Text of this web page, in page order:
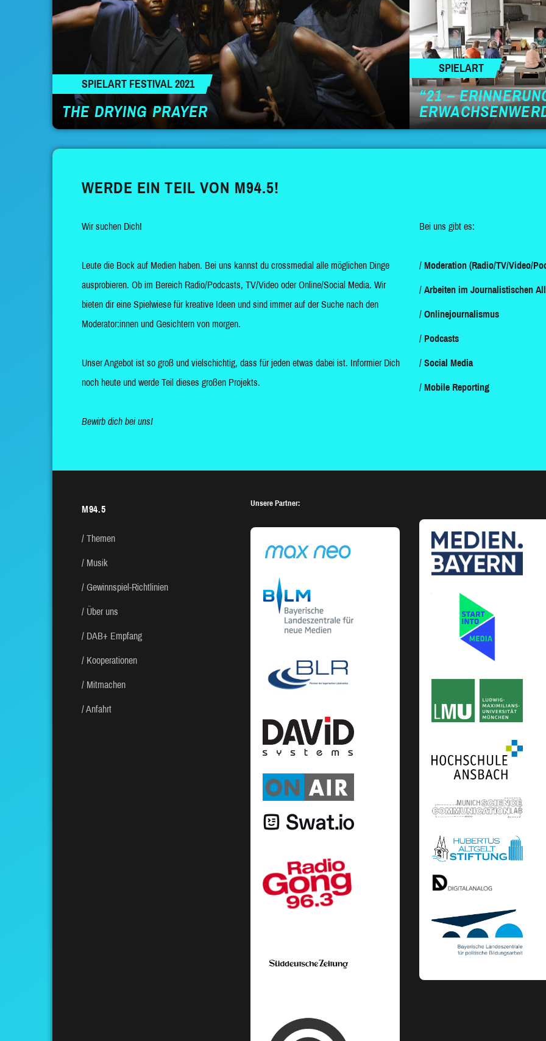
SPIELART FESTIVAL 2021
THE DRYING PRAYER
SPIELART
“21 –
WERDE EIN TEIL VON M94.5!
Wir suchen Dich!
Leute die Bock auf Medien haben. Bei uns kannst du crossmedial alle möglichen Dinge
ausprobieren. Ob im Bereich Radio/Podcasts, TV/Video oder Online/Social Media. Wir
bieten dir eine Spielwiese für kreative Ideen und sind immer auf der Suche nach den
Moderator:innen und Gesichtern von morgen.
Unser Angebot ist so groß und vielschichtig, dass für jeden etwas dabei ist. Informier Dich
noch heute und werde Teil dieses großen Projekts.
Bewirb dich bei uns!
Bei uns gibt es:
Moderation (Radio/TV/Video/
Arbeiten im Journalistischen
Onlinejournalismus
Podcasts
Social Media
Mobile Reporting
M94.5
Themen
Musik
Gewinnspiel-Richtlinien
Über uns
DAB+ Empfang
Kooperationen
Mitmachen
Anfahrt
Unsere Partner: